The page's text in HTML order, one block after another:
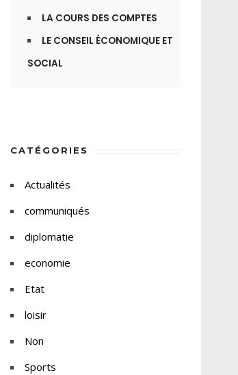
LA COURS DES COMPTES
LE CONSEIL ÉCONOMIQUE ET
SOCIAL
CATÉGORIES
Actualités
communiqués
diplomatie
economie
Etat
loisir
Non
Sports